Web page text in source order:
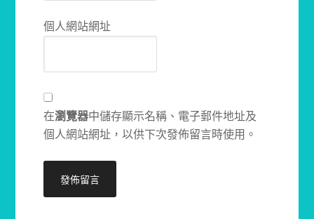
個人網站網址
在瀏覽器中儲存顯示名稱、電子郵件地址及
個人網站網址，以供下次發佈留言時使用。